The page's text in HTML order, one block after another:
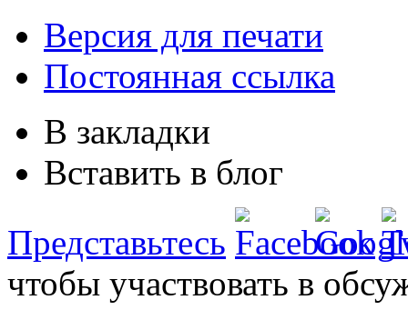
Версия для печати
Постоянная ссылка
В закладки
Вставить в блог
Представьтесь
чтобы участвовать в